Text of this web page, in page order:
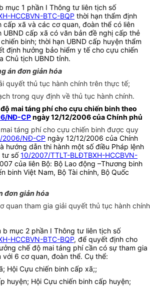
mục 1 phần I Thông tư liên tịch số
HCCBVN-BTC-BQP thời hạn thẩm định
cấp xã và các cơ quan, đoàn thể có liên
UBND cấp xã có văn bản đề nghị cấp thẻ
binh; thời hạn UBND cấp huyện thẩm
định hưởng bảo hiểm y tế cho cựu chiến
Chủ tịch UBND tỉnh.
án đơn giản hóa
quyết thủ tục hành chính trên thực tế;
trong quy định về thủ tục hành chính.
mai táng phí cho cựu chiến binh theo
NĐ-CPngày 12/12/2006 của Chính phủ
táng phí cho cựu chiến binh được quy
2006/NĐ-CP ngày 12/12/2006 của Chính
hướng dẫn thi hành một số điều Pháp lệnh
tư số10/2007/TTLT-BLĐTBXH-HCCBVN-
của liên Bộ: Bộ Lao động –Thương binh
binh Việt Nam, Bộ Tài chính, Bộ Quốc
đơn giản hóa
quan tham gia giải quyết thủ tục hành chính
mục 2 phần I Thông tư liên tịch số
HCCBVN-BTC-BQP, để quyết định cho
chế độ mai táng phí cần có sự tham gia
6 cơ quan, đoàn thể. Cụ thể:
Hội Cựu chiến binh cấp xã;;
huyện; Hội Cựu chiến binh cấp huyện;